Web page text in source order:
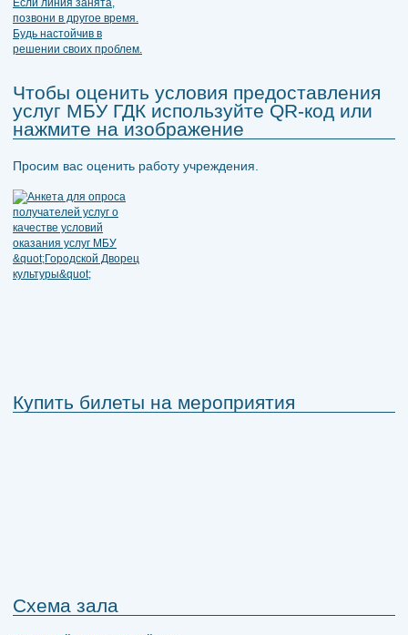
Чтобы оценить условия предоставления
услуг МБУ ГДК используйте QR-код или
нажмите на изображение
Просим вас оценить работу учреждения.
Купить билеты на мероприятия
Схема зала